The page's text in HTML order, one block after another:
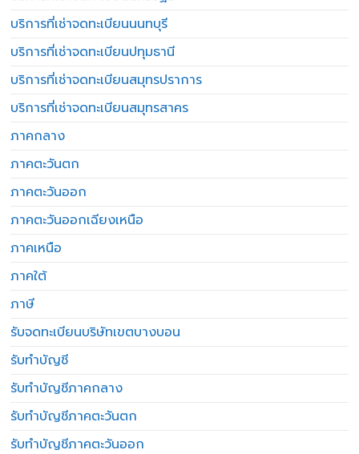
บริการที่เช่าจดทะเบียนนนทบุรี
บริการที่เช่าจดทะเบียนปทุมธานี
บริการที่เช่าจดทะเบียนสมุทรปราการ
บริการที่เช่าจดทะเบียนสมุทรสาคร
ภาคกลาง
ภาคตะวันตก
ภาคตะวันออก
ภาคตะวันออกเฉียงเหนือ
ภาคเหนือ
ภาคใต้
ภาษี
รับจดทะเบียนบริษัทเขตบางบอน
รับทำบัญชี
รับทำบัญชีภาคกลาง
รับทำบัญชีภาคตะวันตก
รับทำบัญชีภาคตะวันออก